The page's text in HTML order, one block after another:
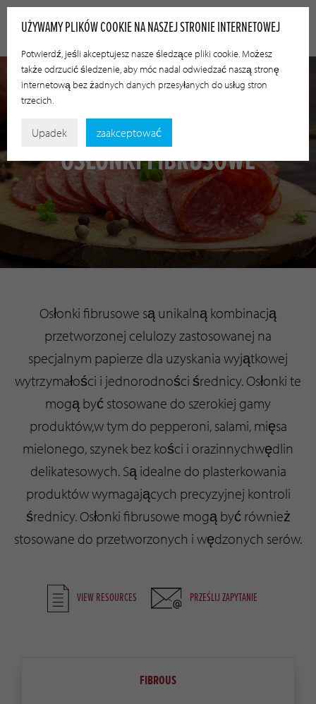
OSŁONKI FIBRUSOWE
Osłonki fibrusowe są unikalną kombinacją
przetworzonej celulozy zastosowanej na
specjalnym papierze dla uzyskania wyjątkowej
wytrzymałości i jednorodności średnicy. Osłonki te
mogą być stosowane do szerokiej gamy
produktów,w tym do pepperoni, salami, mięsa
mielonego, szynek bez kości i orazinnychwędlin
delikatesowych. Są idealne do plasterkowania
produktów wymagających precyzyjnej kontroli
średnicy. Osłonki fibrusowe mogą być również
stosowane do przetworzonych i wędzonych serów.
VIEW RESOURCES PRZEŚLIJ ZAPYTANIE
FIBROUS
UŻYWAMY PLIKÓW COOKIE NA NASZEJ STRONIE INTERNETOWEJ
Potwierdź, jeśli akceptujesz nasze śledzące pliki cookie. Możesz
także odrzucić śledzenie, aby móc nadal odwiedzać naszą stronę
internetową bez żadnych danych przesyłanych do usług stron
trzecich.
Upadek zaakceptować